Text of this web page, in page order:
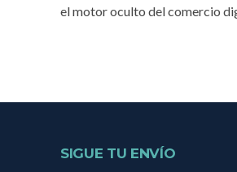
el motor oculto del comercio
SIGUE TU ENVÍO